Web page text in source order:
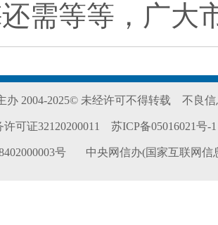
需等等，广大
办 2004-2025© 未经许可不得转载 不良信
可证32120200011 苏ICP备05016021号-1
号 中央网信办(国家互联网